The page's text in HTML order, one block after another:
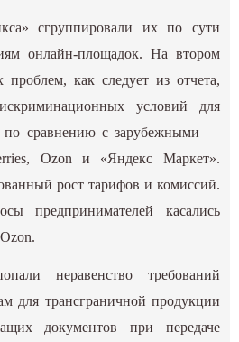
сгруппировали их по сути
онлайн-площадок. На втором
проблем, как следует из отчета,
условий для
по сравнению с зарубежными —
Ozon и «Яндекс Маркет».
рост тарифов и комиссий.
предпринимателей касались
неравенство требований
для трансграничной продукции
документов при передаче